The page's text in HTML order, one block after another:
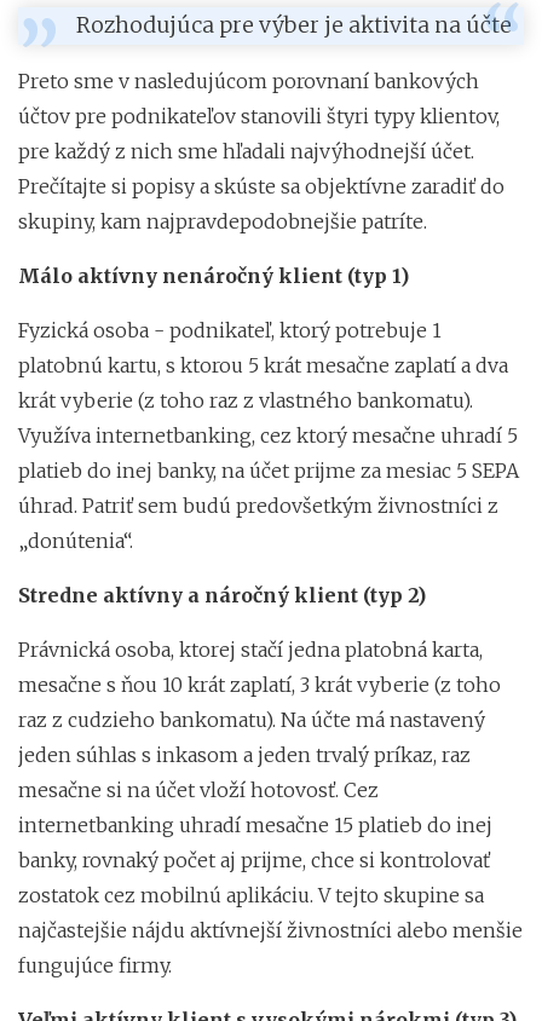
Rozhodujúca pre výber je aktivita na účte
Preto sme v nasledujúcom porovnaní bankových
účtov pre podnikateľov stanovili štyri typy klientov,
pre každý z nich sme hľadali najvýhodnejší účet.
Prečítajte si popisy a skúste sa objektívne zaradiť do
skupiny, kam najpravdepodobnejšie patríte.
Málo aktívny nenáročný klient (typ 1)
Fyzická osoba - podnikateľ, ktorý potrebuje 1
platobnú kartu, s ktorou 5 krát mesačne zaplatí a dva
krát vyberie (z toho raz z vlastného bankomatu).
Využíva internetbanking, cez ktorý mesačne uhradí 5
platieb do inej banky, na účet prijme za mesiac 5 SEPA
úhrad. Patriť sem budú predovšetkým živnostníci z
„donútenia“.
Stredne aktívny a náročný klient (typ 2)
Právnická osoba, ktorej stačí jedna platobná karta,
mesačne s ňou 10 krát zaplatí, 3 krát vyberie (z toho
raz z cudzieho bankomatu). Na účte má nastavený
jeden súhlas s inkasom a jeden trvalý príkaz, raz
mesačne si na účet vloží hotovosť. Cez
internetbanking uhradí mesačne 15 platieb do inej
banky, rovnaký počet aj prijme, chce si kontrolovať
zostatok cez mobilnú aplikáciu. V tejto skupine sa
najčastejšie nájdu aktívnejší živnostníci alebo menšie
fungujúce firmy.